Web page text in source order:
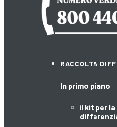
RACCOLTA
In primo piano
il kit per